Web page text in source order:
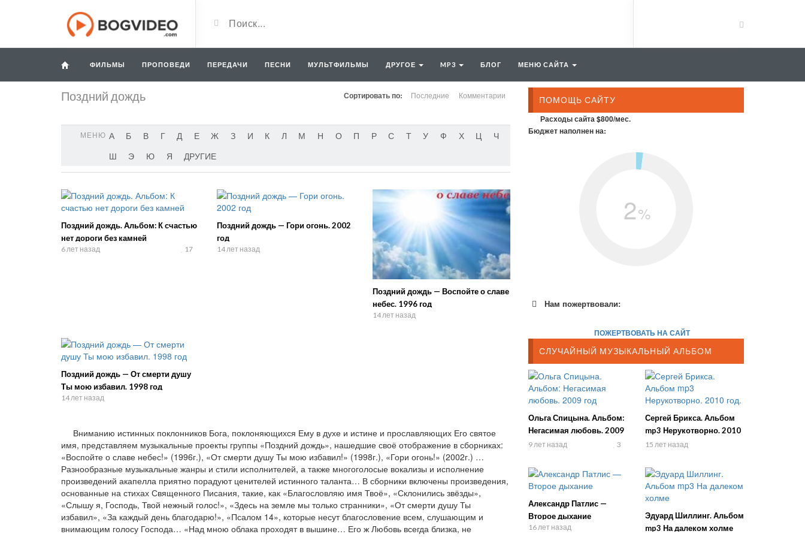
ФИЛЬМЫ ПРОПОВЕДИ ПЕРЕДАЧИ ПЕСНИ МУЛЬТФИЛЬМЫ ДРУГОЕ MP3 БЛОГ МЕНЮ САЙТА
Поздний дождь Сортировать по: Последние Комментарии
МЕНЮ А Б В Г Д Е Ж З И К Л М Н О П Р С Т У Ф Х Ц
Ч
Ш
Э Ю Я ДРУГИЕ
Поздний дождь. Альбом: К счастью
нет дороги без камней
6 лет назад 17
Поздний дождь — Гори огонь. 2002
год
14 лет назад
Поздний дождь — Воспойте о славе
небес. 1996 год
14 лет назад
Поздний дождь — От смерти душу
Ты мою избавил. 1998 год
14 лет назад
Вниманию истинных поклонников Бога, поклоняющихся Ему в духе и истине и прославляющих Его святое
имя, представляем музыкальные проекты группы «Поздний дождь», нашедшие своё отображение в сборниках:
«Воспойте о славе небес!» (1996г.), «От смерти душу Ты мою избавил!» (1998г.), «Гори огонь!» (2002г.) …
Разнообразные музыкальные жанры и стили исполнителей, а также многоголосые вокализы и исполнение
произведений акапелла приятно порадуют ценителей истинного таланта… В сборники включены произведения,
основанные на стихах Священного Писания, такие, как «Благословляю имя Твоё», «Склонились звёзды»,
«Слышу я, Господь, Твой нежный голос!», «Здесь на земле мы только странники», «От смерти душу Ты
избавил», «За каждый день благодарю!», «Псалом 14», которые несут благословение всем, слушающим и
внимающим голосу Господа… «Над мною облака проходят в вышине… Его ж Любовь всегда близка, не
ПОМОЩЬ САЙТУ
Расходы сайта $800/мес.
Бюджет наполнен на:
2%
Нам пожертвовали:
ПОЖЕРТВОВАТЬ НА САЙТ
СЛУЧАЙНЫЙ МУЗЫКАЛЬНЫЙ АЛЬБОМ
Ольга Спицына. Альбом:
Негасимая любовь. 2009
год
9 лет назад 3
Сергей Брикса. Альбом
mp3 Нерукотворно. 2010
год.
15 лет назад
Александр Патлис —
Второе дыхание
16 лет назад
Эдуард Шиллинг. Альбом
mp3 На далеком холме